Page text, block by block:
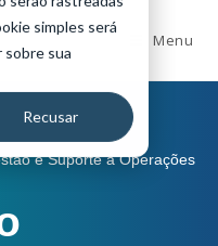
simples será
sobre sua
Recusar
Menu
e Suporte a Operações